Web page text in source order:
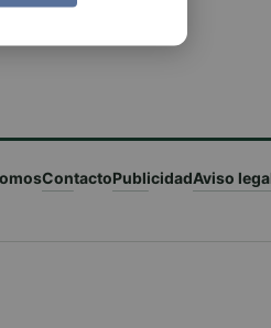
ContactoPublicidadAviso